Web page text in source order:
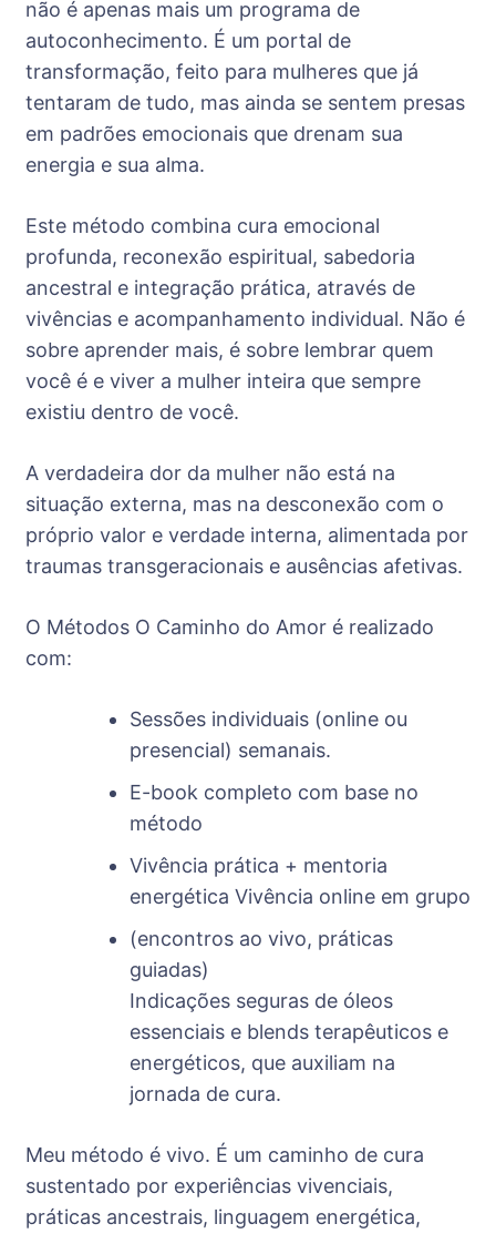
não é apenas mais um programa de
autoconhecimento. É um portal de
transformação, feito para mulheres que já
tentaram de tudo, mas ainda se sentem presas
em padrões emocionais que drenam sua
energia e sua alma.
Este método combina cura emocional
profunda, reconexão espiritual, sabedoria
ancestral e integração prática, através de
vivências e acompanhamento individual. Não é
sobre aprender mais, é sobre lembrar quem
você é e viver a mulher inteira que sempre
existiu dentro de você.
A verdadeira dor da mulher não está na
situação externa, mas na desconexão com o
próprio valor e verdade interna, alimentada por
traumas transgeracionais e ausências afetivas.
O Métodos O Caminho do Amor é realizado
com:
Sessões individuais (online ou
presencial) semanais.
E-book completo com base no
método
Vivência prática + mentoria
energética Vivência online em grupo
(encontros ao vivo, práticas
guiadas)
Indicações seguras de óleos
essenciais e blends terapêuticos e
energéticos, que auxiliam na
jornada de cura.
Meu método é vivo. É um caminho de cura
sustentado por experiências vivenciais,
práticas ancestrais, linguagem energética,